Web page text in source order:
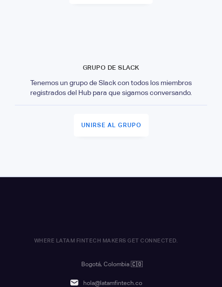
GRUPO DE SLACK
Tenemos un grupo de Slack con todos los miembros
registrados del Hub para que sigamos conversando.
UNIRSE AL GRUPO
WHERE LATAM FINTECH MAKERS GET CONNECTED.
Bogotá, Colombia 🇨🇴
hola@latamfintech.co